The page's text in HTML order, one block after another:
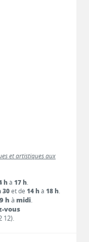
et artistiques aux
hà 17 h.
30et de 14 hà 18 h.
9 h à midi.
vous
12).